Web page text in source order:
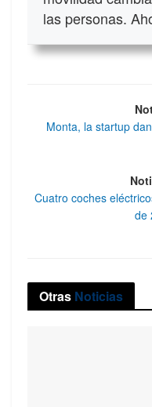
las personas.
Monta, la startup
Cuatro coches
de
Otras Noticias